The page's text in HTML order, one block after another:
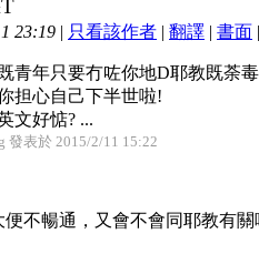
T
23:19 | 只看該作者 | 翻譯 | 書面
青年只要冇咗你地D耶教既荼
担心自己下半世啦!
文好惦? ...
發表於 2015/2/11 15:22
便不暢通，又會不會同耶教有關